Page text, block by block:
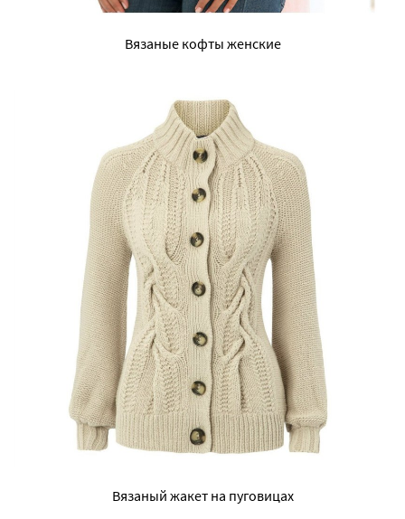
Вязаные кофты женские
Вязаный жакет на пуговицах